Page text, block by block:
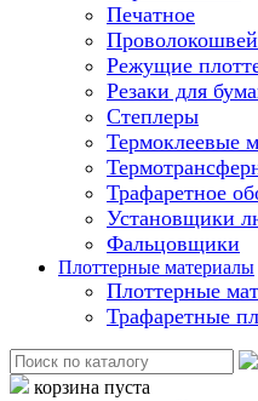
Печатное
Режущие
Резаки для
Степлеры
Термоклеевые
Трафаретное
Установщики
Фальцовщики
Плоттерные материалы
Плоттерные
Трафаретные
корзина пуста